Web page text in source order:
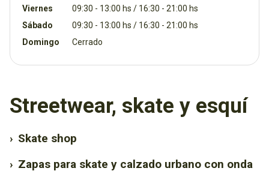
Viernes
09:30 - 13:00 hs / 16:30 - 21:00 hs
Sábado
09:30 - 13:00 hs / 16:30 - 21:00 hs
Domingo
Cerrado
Streetwear, skate y esquí
› Skate shop
› Zapas para skate y calzado urbano con onda